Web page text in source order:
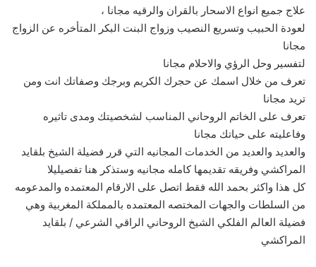
علاج جميع انواع الاسحار بالقران والرقيه مجانا ،
لعودة الحبيب وتسريع النصيب وزواج البنت البكر المتأخره عن الزواج
مجانا
لتفسير وحل الرؤي والاحلام مجانا
تعرف من خلال اسمك عن حجرك الكريم وبرجك وصفاتك انت ومن
تريد مجانا
تعرف على الخاتم الروحاني المناسب لشخصيتك ومدى تاثيره
وفاعليته على حياتك مجانا
والعديد والعديد من الخدمات المجانيه التي قرر فضيلة الشيخ بلقايد
المراكشي وفريقه تقديمها كامله مجانيه وستذكر هنا تفصيليلا
كل هذا واكثر بحمد الله فقط اتصل على الارقام المعتمده والمدعومه
من السلطات والجهات المختصه المعتمده بالمملكة المغربية وهي
فضيلة العالم الفلكي الشيخ الروحاني الراقي الشرعي / بلقايد
المراكشي